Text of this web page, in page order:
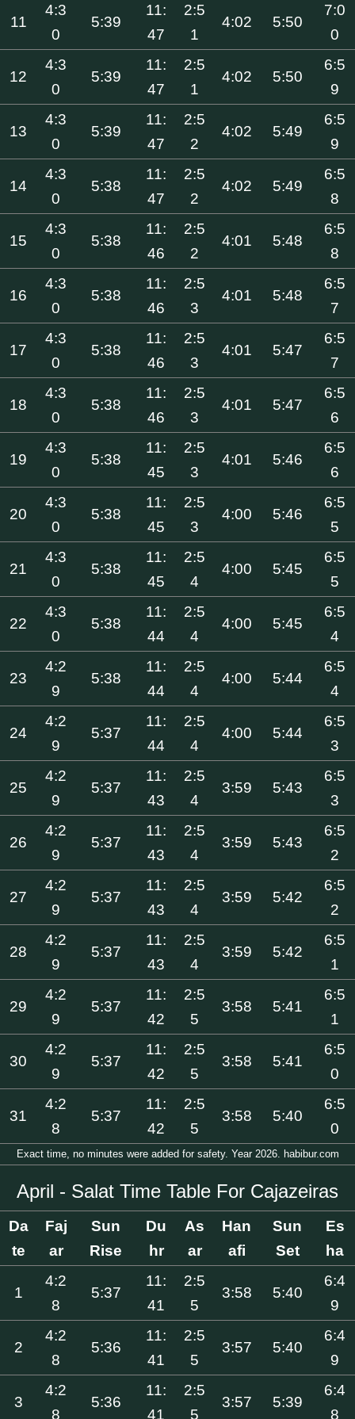
11
4:3
0
5:39
11:
47
2:5
1
4:02 5:50
7:0
0
12
4:3
0
5:39
11:
47
2:5
1
4:02 5:50
6:5
9
13
4:3
0
5:39
11:
47
2:5
2
4:02 5:49
6:5
9
14
4:3
0
5:38
11:
47
2:5
2
4:02 5:49
6:5
8
15
4:3
0
5:38
11:
46
2:5
2
4:01 5:48
6:5
8
16
4:3
0
5:38
11:
46
2:5
3
4:01 5:48
6:5
7
17
4:3
0
5:38
11:
46
2:5
3
4:01 5:47
6:5
7
18
4:3
0
5:38
11:
46
2:5
3
4:01 5:47
6:5
6
19
4:3
0
5:38
11:
45
2:5
3
4:01 5:46
6:5
6
20
4:3
0
5:38
11:
45
2:5
3
4:00 5:46
6:5
5
21
4:3
0
5:38
11:
45
2:5
4
4:00 5:45
6:5
5
22
4:3
0
5:38
11:
44
2:5
4
4:00 5:45
6:5
4
23
4:2
9
5:38
11:
44
2:5
4
4:00 5:44
6:5
4
24
4:2
9
5:37
11:
44
2:5
4
4:00 5:44
6:5
3
25
4:2
9
5:37
11:
43
2:5
4
3:59 5:43
6:5
3
26
4:2
9
5:37
11:
43
2:5
4
3:59 5:43
6:5
2
27
4:2
9
5:37
11:
43
2:5
4
3:59 5:42
6:5
2
28
4:2
9
5:37
11:
43
2:5
4
3:59 5:42
6:5
1
29
4:2
9
5:37
11:
42
2:5
5
3:58 5:41
6:5
1
30
4:2
9
5:37
11:
42
2:5
5
3:58 5:41
6:5
0
31
4:2
8
5:37
11:
42
2:5
5
3:58 5:40
6:5
0
Exact time, no minutes were added for safety. Year 2026. habibur.com
April - Salat Time Table For Cajazeiras
Da
te
Faj
ar
Sun
Rise
Du
hr
As
ar
Han
afi
Sun
Set
Es
ha
1
4:2
8
5:37
11:
41
2:5
5
3:58 5:40
6:4
9
2
4:2
8
5:36
11:
41
2:5
5
3:57 5:40
6:4
9
3
4:2
8
5:36
11:
41
2:5
5
3:57 5:39
6:4
8